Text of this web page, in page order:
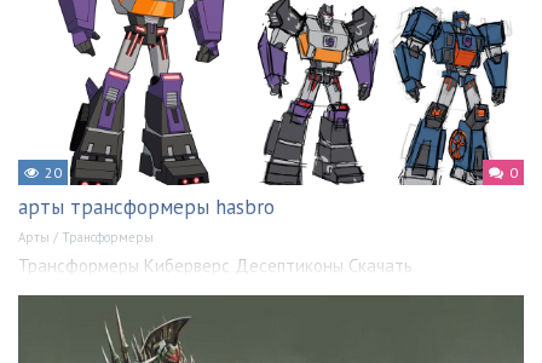
20 0
арты трансформеры hasbro
Арты / Трансформеры
Трансформеры Киберверс Десептиконы Скачать